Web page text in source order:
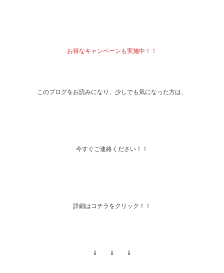
お得なキャンペーンも実施中！！
このブログをお読みになり、少しでも気になった方は、
今すぐご連絡ください！！
詳細はコチラをクリック！！
⇓ ⇓ ⇓